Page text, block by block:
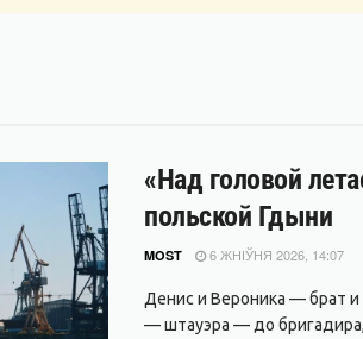
«Над головой
польской Гдыни
MOST 6 ЖНІЎНЯ 2026, 14:07
Денис и Вероника — брат
— штауэра — до